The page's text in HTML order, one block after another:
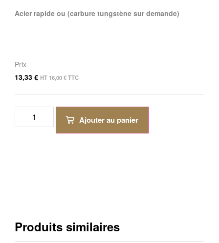
Acier rapide ou (carbure tungstène sur demande)
Prix
13,33 € HT 16,00€TTC
Ajouter au panier
Produits similaires